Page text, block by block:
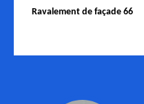
Ravalement de façade 66